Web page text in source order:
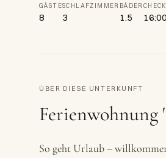
GÄSTE
8
SCHLAFZIMMER
3
BÄDER
1.5 16:00
ÜBER DIESE UNTERKUNFT
Ferienwohnung
So geht Urlaub –